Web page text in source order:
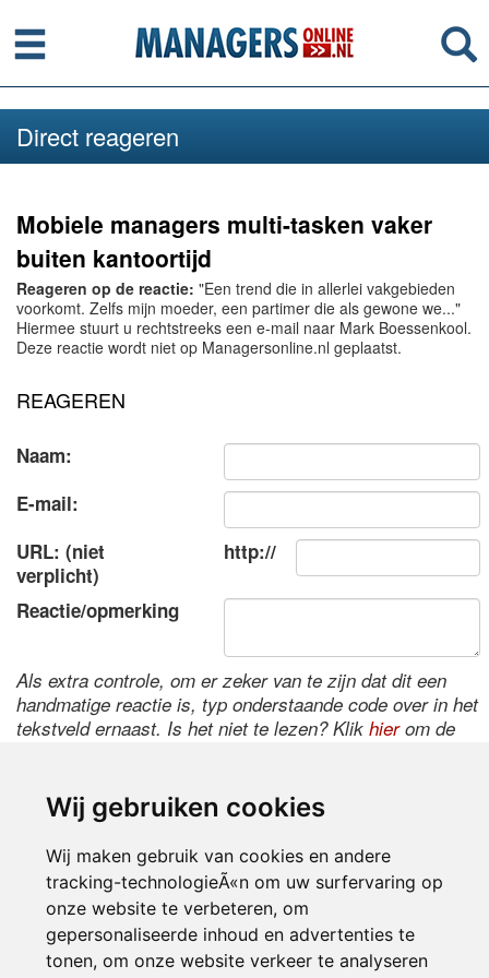
Wij gebruiken cookies
Wij maken gebruik van cookies en andere
tracking-technologieÃ«n om uw surfervaring op
onze website te verbeteren, om
gepersonaliseerde inhoud en advertenties te
tonen, om onze website verkeer te analyseren
Menu
Direct reageren
Mobiele managers multi-tasken vaker
buiten kantoortijd
Reageren op de reactie: "Een trend die in allerlei vakgebieden
voorkomt. Zelfs mijn moeder, een partimer die als gewone we..."
Hiermee stuurt u rechtstreeks een e-mail naar Mark Boessenkool.
Deze reactie wordt niet op Managersonline.nl geplaatst.
REAGEREN
Naam:
E-mail:
URL: (niet
verplicht)
http://
Reactie/opmerking
Als extra controle, om er zeker van te zijn dat dit een
handmatige reactie is, typ onderstaande code over in het
tekstveld ernaast. Is het niet te lezen? Klik hierom de